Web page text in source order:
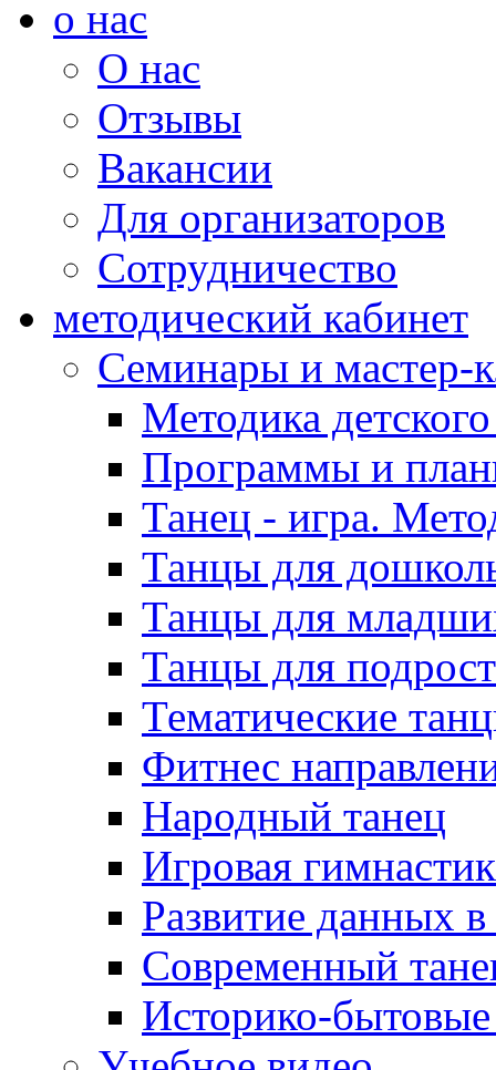
о нас
О нас
Отзывы
Вакансии
Для организаторов
Сотрудничество
методический кабинет
Семинары и мастер-
Методика
Программы и
Танец - игра.
Танцы для
Танцы для
Танцы для
Тематические
Фитнес
Народный танец
Игровая
Развитие данных
Современный
Историко-